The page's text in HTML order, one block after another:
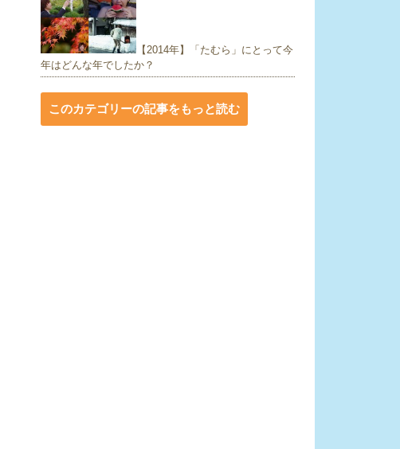
【2014年】「たむら」にとって今
年はどんな年でしたか？
このカテゴリーの記事をもっと読む